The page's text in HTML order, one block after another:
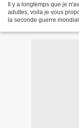
Il y a longtemps que je
adultes, voila je vous
la seconde guerre